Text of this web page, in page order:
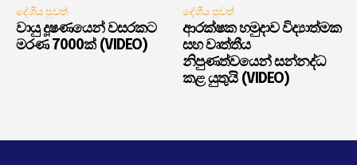
දේශීය පුවත්
වායු දූෂණයෙන් වසරකට
මරණ 7000ක් (VIDEO)
දේශීය පුවත්
ආරක්ෂක හමුදාව විද්‍යාත්මක
සහ වෘත්තීය
නිපුණත්වයෙන් සන්නද්ධ
කළ යුතුයි (VIDEO)